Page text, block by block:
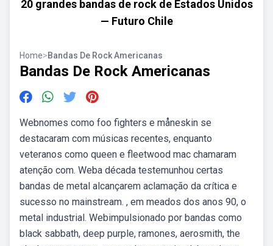
20 grandes bandas de rock de Estados Unidos
— Futuro Chile
Home>Bandas De Rock Americanas
Bandas De Rock Americanas
Webnomes como foo fighters e måneskin se
destacaram com músicas recentes, enquanto
veteranos como queen e fleetwood mac chamaram
atenção com. Weba década testemunhou certas
bandas de metal alcançarem aclamação da crítica e
sucesso no mainstream. , em meados dos anos 90, o
metal industrial. Webimpulsionado por bandas como
black sabbath, deep purple, ramones, aerosmith, the